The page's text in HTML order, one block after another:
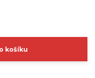
košíku